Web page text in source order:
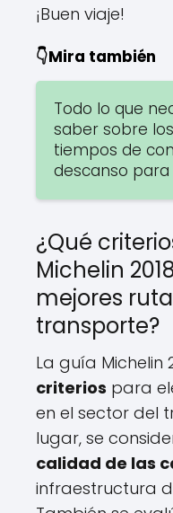
¡Buen viaje!
👇Mira también
Todo lo que
saber sobre
tiempos de
descanso para
¿Qué
Michelin
mejores
transporte?
La guía Michelin
criterios para
en el sector del
lugar, se
calidad de las
infraestructura